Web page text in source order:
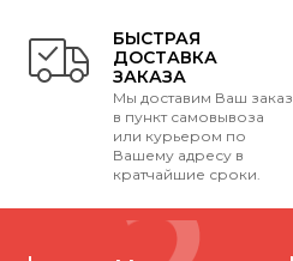
БЫСТРАЯ
ДОСТАВКА
ЗАКАЗА
Мы доставим Ваш заказ
в пункт самовывоза
или курьером по
Вашему адресу в
кратчайшие сроки.